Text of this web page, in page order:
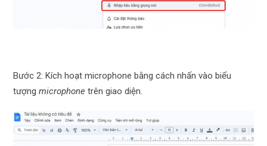
Bước 2: Kích hoạt microphone bằng cách nhấn vào biểu
tượng microphone trên giao diện.